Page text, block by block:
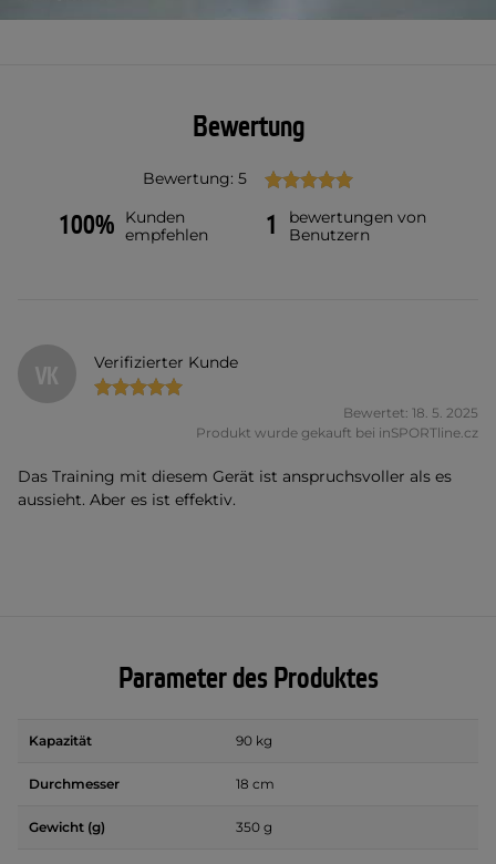
Bewertung
Bewertung: 5
100%
Kunden
empfehlen
1
bewertungen von
Benutzern
VK Verifizierter Kunde
Bewertet: 18. 5. 2025
Produkt wurde gekauft bei inSPORTline.cz
Das Training mit diesem Gerät ist anspruchsvoller als es
aussieht. Aber es ist effektiv.
Parameter des Produktes
Kapazität 90 kg
Durchmesser 18 cm
Gewicht (g) 350 g